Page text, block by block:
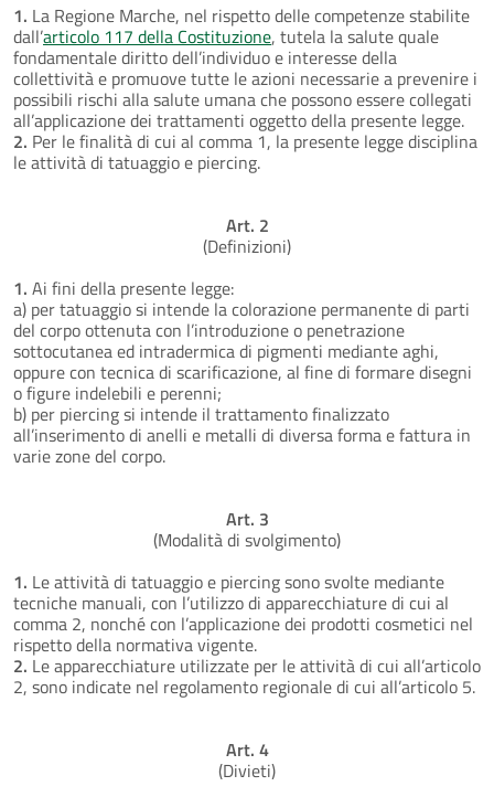
1. La Regione Marche, nel rispetto delle competenze stabilite
dall’articolo 117 della Costituzione, tutela la salute quale
fondamentale diritto dell’individuo e interesse della
collettività e promuove tutte le azioni necessarie a prevenire i
possibili rischi alla salute umana che possono essere collegati
all’applicazione dei trattamenti oggetto della presente legge.
2. Per le finalità di cui al comma 1, la presente legge disciplina
le attività di tatuaggio e piercing.
Art. 2
(Definizioni)
1. Ai fini della presente legge:
a) per tatuaggio si intende la colorazione permanente di parti
del corpo ottenuta con l’introduzione o penetrazione
sottocutanea ed intradermica di pigmenti mediante aghi,
oppure con tecnica di scarificazione, al fine di formare disegni
o figure indelebili e perenni;
b) per piercing si intende il trattamento finalizzato
all’inserimento di anelli e metalli di diversa forma e fattura in
varie zone del corpo.
Art. 3
(Modalità di svolgimento)
1. Le attività di tatuaggio e piercing sono svolte mediante
tecniche manuali, con l’utilizzo di apparecchiature di cui al
comma 2, nonché con l’applicazione dei prodotti cosmetici nel
rispetto della normativa vigente.
2. Le apparecchiature utilizzate per le attività di cui all’articolo
2, sono indicate nel regolamento regionale di cui all’articolo 5.
Art. 4
(Divieti)